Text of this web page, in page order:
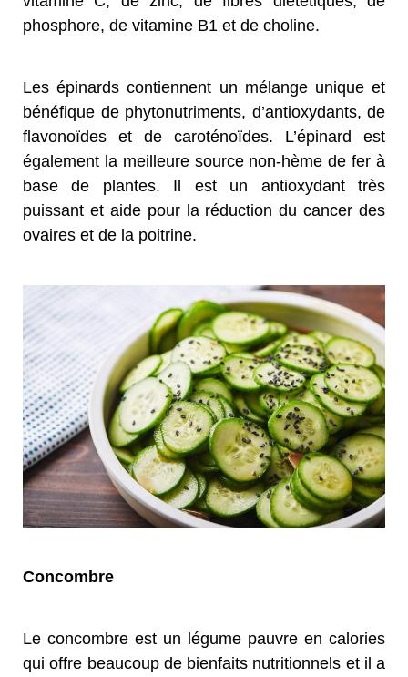
phosphore, de vitamine B1 et de choline.
Les épinards contiennent un mélange unique et
bénéfique de phytonutriments, d’antioxydants, de
flavonoïdes et de caroténoïdes. L’épinard est
également la meilleure source non-hème de fer à
base de plantes. Il est un antioxydant très
puissant et aide pour la réduction du cancer des
ovaires et de la poitrine.
Concombre
Le concombre est un légume pauvre en calories
qui offre beaucoup de bienfaits nutritionnels et il a